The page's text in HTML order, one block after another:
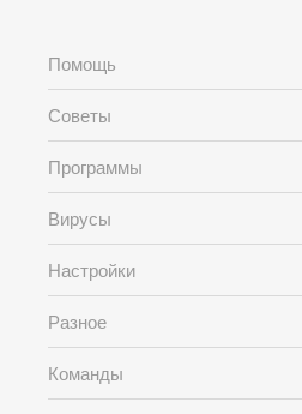
Помощь
Советы
Программы
Вирусы
Настройки
Разное
Команды